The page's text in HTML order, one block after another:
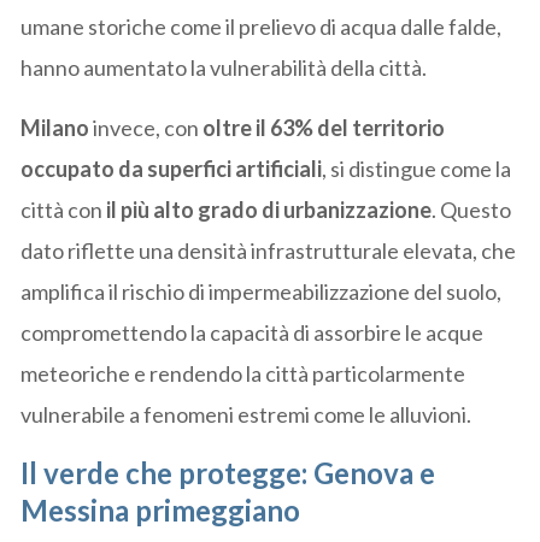
umane storiche come il prelievo di acqua dalle falde,
hanno aumentato la vulnerabilità della città.
Milanoinvece, con oltre il 63% del territorio
occupato da superfici artificiali, si distingue come la
città con il più alto grado di urbanizzazione. Questo
dato riflette una densità infrastrutturale elevata, che
amplifica il rischio di impermeabilizzazione del suolo,
compromettendo la capacità di assorbire le acque
meteoriche e rendendo la città particolarmente
vulnerabile a fenomeni estremi come le alluvioni.
Il verde che protegge: Genova e
Messina primeggiano